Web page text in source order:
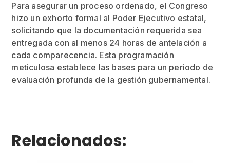
Para asegurar un proceso ordenado, el Congreso
hizo un exhorto formal al Poder Ejecutivo estatal,
solicitando que la documentación requerida sea
entregada con al menos 24 horas de antelación a
cada comparecencia. Esta programación
meticulosa establece las bases para un periodo de
evaluación profunda de la gestión gubernamental.
Relacionados: